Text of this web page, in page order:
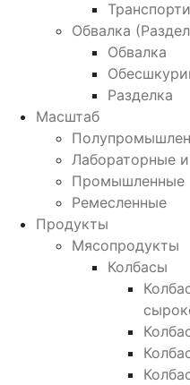
Обвалка
Обвалка
Разделка
Масштаб
Лабораторные
Промышленные
Ремесленные
Продукты
Мясопродукты
Колбасы